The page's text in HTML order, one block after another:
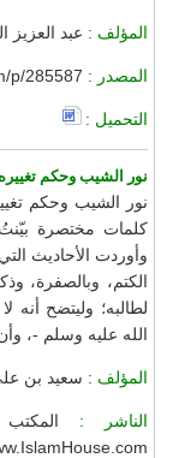
المؤلف : عبد العزيز
المصدر : p/285587
التحميل :
نور الشيب وحكم
نور الشيب وحكم
كلمات مختصرة
وأوردت الأحاديث
الكتم، وبالصفرة،
لطالبه؛ وليتضح
الله عليه وسلم -،
المؤلف : سعيد بن
الناشر : المكتب